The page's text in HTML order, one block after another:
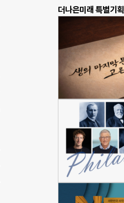
더나은미래 특별기획